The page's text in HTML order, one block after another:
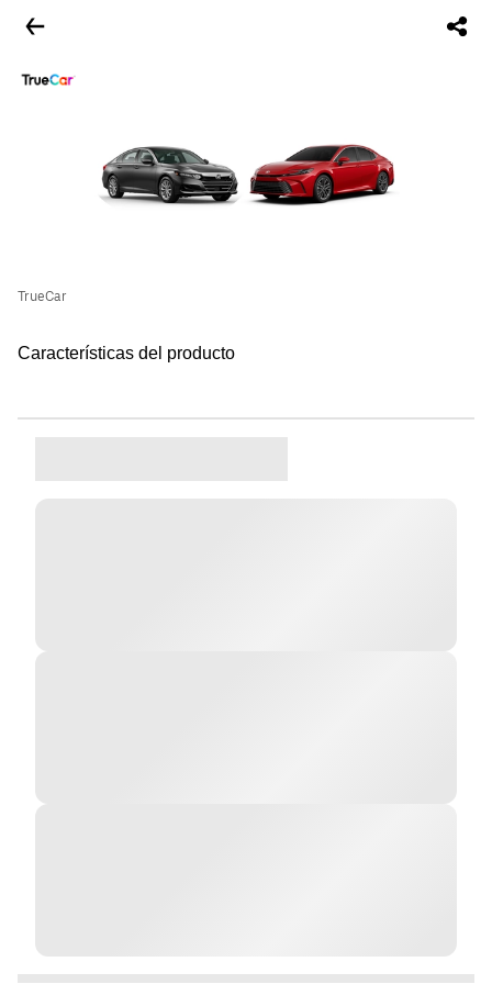
TrueCar
Características del producto